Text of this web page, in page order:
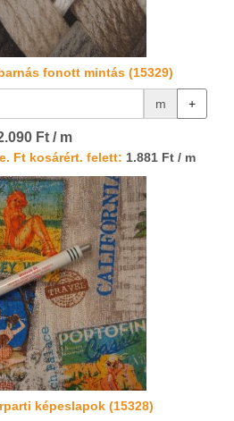
fonott mintás (15329)
m +
Ft / m
Ft kosárért. felett: 1.881 Ft / m
képeslapok (15328)